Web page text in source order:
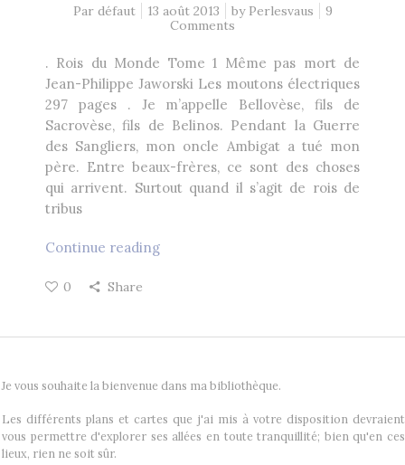
Par défaut 13 août 2013 by Perlesvaus
9
Comments
. Rois du Monde Tome 1 Même pas mort de
Jean-Philippe Jaworski Les moutons électriques
297 pages . Je m’appelle Bellovèse, fils de
Sacrovèse, fils de Belinos. Pendant la Guerre
des Sangliers, mon oncle Ambigat a tué mon
père. Entre beaux-frères, ce sont des choses
qui arrivent. Surtout quand il s’agit de rois de
tribus
Continue reading
0 Share
Je vous souhaite la bienvenue dans ma bibliothèque.
Les différents plans et cartes que j'ai mis à votre disposition devraient
vous permettre d'explorer ses allées en toute tranquillité; bien qu'en ces
lieux, rien ne soit sûr.